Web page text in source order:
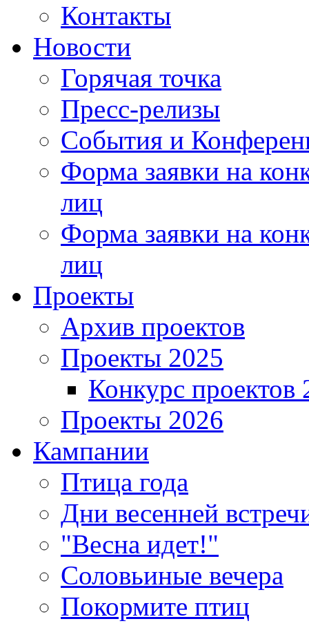
Контакты
Новости
Горячая точка
Пресс-релизы
События и
Форма заявки на
лиц
Форма заявки на
лиц
Проекты
Архив проектов
Проекты 2025
Конкурс проектов
Проекты 2026
Кампании
Птица года
Дни весенней
"Весна идет!"
Соловьиные вечера
Покормите птиц